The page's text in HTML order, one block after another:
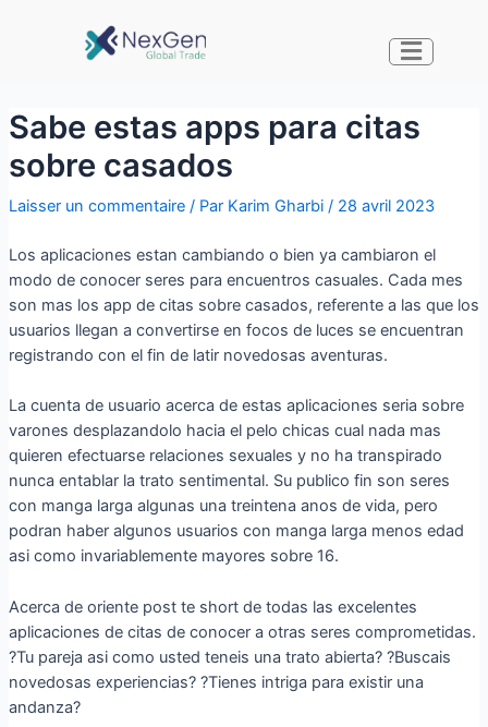
Sabe estas apps para citas
sobre casados
Laisser un commentaire / Par Karim Gharbi / 28 avril 2023
Los aplicaciones estan cambiando o bien ya cambiaron el
modo de conocer seres para encuentros casuales. Cada mes
son mas los app de citas sobre casados, referente a las que los
usuarios llegan a convertirse en focos de luces se encuentran
registrando con el fin de latir novedosas aventuras.
La cuenta de usuario acerca de estas aplicaciones seri­a sobre
varones desplazandolo hacia el pelo chicas cual nada mas
quieren efectuarse relaciones sexuales y no ha transpirado
nunca entablar la trato sentimental. Su publico fin son seres
con manga larga algunas una treintena anos de vida, pero
podran haber algunos usuarios con manga larga menos edad
asi­ como invariablemente mayores sobre 16.
Acerca de oriente post te short de todas las excelentes
aplicaciones de citas de conocer a otras seres comprometidas.
?Tu pareja asi­ como usted teneis una trato abierta? ?Buscais
novedosas experiencias? ?Tienes intriga para existir una
andanza?